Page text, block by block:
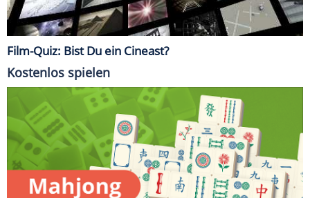
Film-Quiz: Bist Du ein Cineast?
Kostenlos spielen